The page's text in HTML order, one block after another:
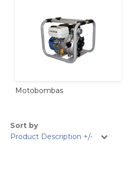
Motobombas
Sort by
Product Description +/-